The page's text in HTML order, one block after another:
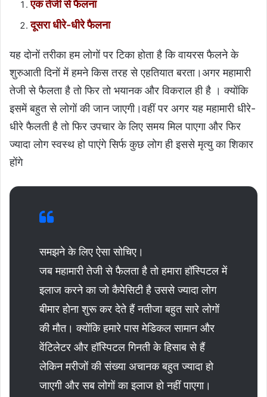
एक तेजी से फैलना
दूसरा धीरे-धीरे फैलना
यह दोनों तरीका हम लोगों पर टिका होता है कि वायरस फैलने के
शुरुआती दिनों में हमने किस तरह से एहतियात बरता।अगर महामारी
तेजी से फैलता है तो फिर तो भयानक और विकराल ही है । क्योंकि
इसमें बहुत से लोगों की जान जाएगी।वहीं पर अगर यह महामारी धीरे-
धीरे फैलती है तो फिर उपचार के लिए समय मिल पाएगा और फिर
ज्यादा लोग स्वस्थ हो पाएंगे सिर्फ कुछ लोग ही इससे मृत्यु का शिकार
होंगे
समझने के लिए ऐसा सोचिए।
जब महामारी तेजी से फैलता है तो हमारा हॉस्पिटल में
इलाज करने का जो कैपेसिटी है उससे ज्यादा लोग
बीमार होना शुरू कर देते हैं नतीजा बहुत सारे लोगों
की मौत। क्योंकि हमारे पास मेडिकल सामान और
वेंटिलेटर और हॉस्पिटल गिनती के हिसाब से हैं
लेकिन मरीजों की संख्या अचानक बहुत ज्यादा हो
जाएगी और सब लोगों का इलाज हो नहीं पाएगा।